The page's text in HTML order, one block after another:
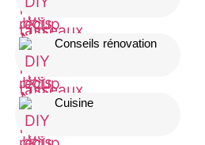
Conseils rénovation
Cuisine